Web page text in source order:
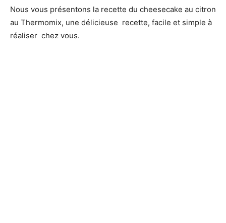
Nous vous présentons la recette du cheesecake au citron
au Thermomix, une délicieuse recette, facile et simple à
réaliser chez vous.